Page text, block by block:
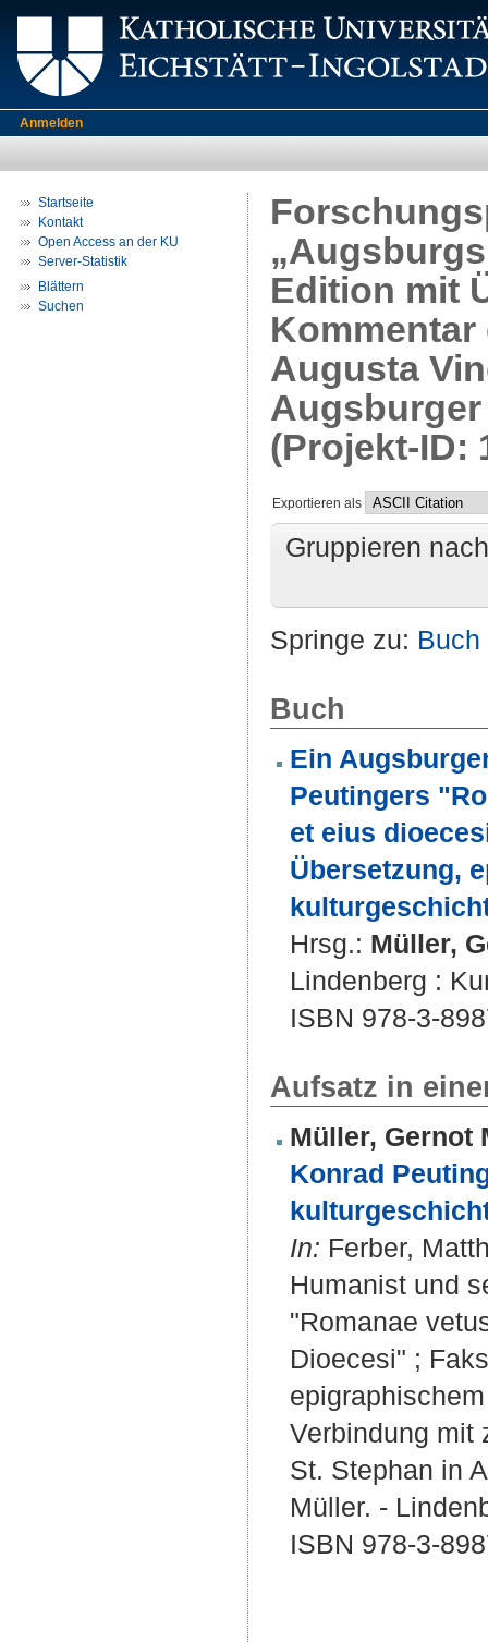
Anmelden
Startseite
Kontakt
Open Access an der KU
Server-Statistik
Blättern
Suchen
Edition mit
Augusta
(Projekt-ID:
Exportieren als
Gruppieren
Springe zu: Buch
Buch
Ein
Peutingers
et eius
Übersetzung,
Hrsg.: Müller,
Lindenberg :
ISBN 978-3-
Aufsatz in
Müller, Gernot
Konrad
In: Ferber,
Humanist und
"Romanae
Dioecesi" ;
Verbindung mit
St. Stephan in
Müller. -
ISBN 978-3-